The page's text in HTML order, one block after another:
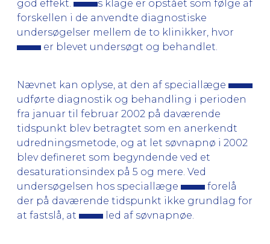
god effekt.
s klage er opstået som følge af
forskellen i de anvendte diagnostiske
undersøgelser mellem de to klinikker, hvor
er blevet undersøgt og behandlet.
Nævnet kan oplyse, at den af speciallæge
udførte diagnostik og behandling i perioden
fra januar til februar 2002 på daværende
tidspunkt blev betragtet som en anerkendt
udredningsmetode, og at let søvnapnø i 2002
blev defineret som begyndende ved et
desaturationsindex på 5 og mere. Ved
undersøgelsen hos speciallæge
forelå
der på daværende tidspunkt ikke grundlag for
at fastslå, at
led af søvnapnøe.